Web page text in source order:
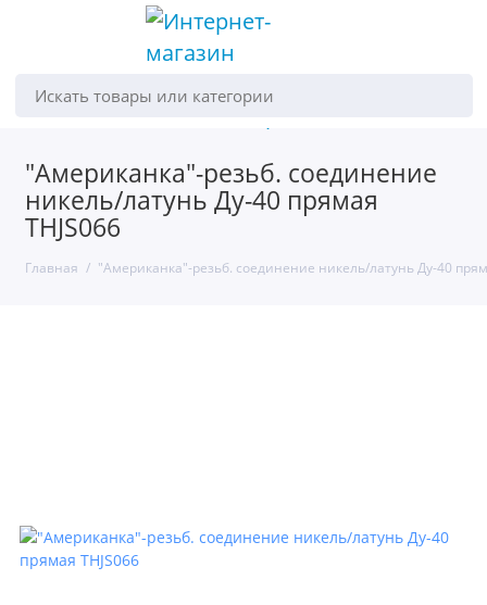
Искать товары или категории
"Американка"-резьб. соединение
никель/латунь Ду-40 прямая
THJS066
Главная "Американка"-резьб. соединение никель/латунь Ду-40